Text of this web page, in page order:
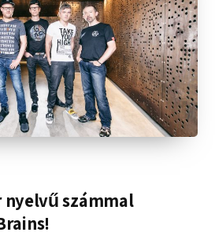
nyelvű számmal